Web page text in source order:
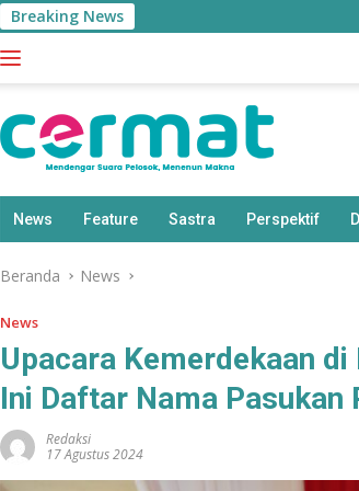
Breaking News
News Feature Sastra Perspektif
Beranda News
News
Upacara Kemerdekaan
Ini Daftar Nama Pasukan
Redaksi
17 Agustus 2024